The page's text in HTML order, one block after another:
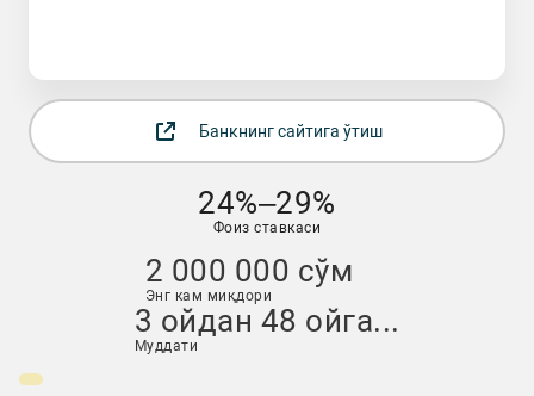
Банкнинг сайтига ўтиш
24%–29%
Фоиз ставкаси
2 000 000 сўм
Энг кам миқдори
3 ойдан 48 ойга...
Муддати